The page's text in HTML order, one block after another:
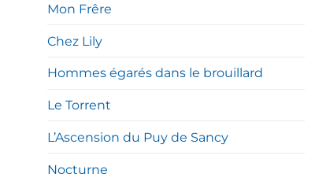
Mon Frêre
Chez Lily
Hommes égarés dans le brouillard
Le Torrent
L’Ascension du Puy de Sancy
Nocturne